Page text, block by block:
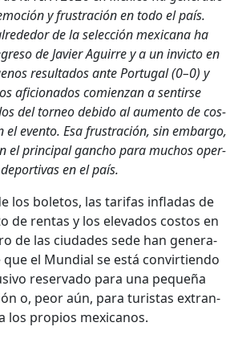
y frus­tración en todo el país.
de la selec­ción mex­i­cana ha
de Javier Aguirre y a un invic­to en
resul­ta­dos ante Por­tu­gal (0–0) y
afi­ciona­dos comien­zan a sen­tirse
del tor­neo debido al aumen­to de cos­
el even­to. Esa frus­tración, sin embar­go,
el prin­ci­pal gan­cho para muchos oper­
en el país.
los bole­tos, las tar­i­fas infladas de
de rentas y los ele­va­dos cos­tos en
de las ciu­dades sede han gen­er­a­
que el Mundi­al se está con­vir­tien­do
reser­va­do para una pequeña
o, peor aún, para tur­is­tas extran­
los pro­pios mex­i­canos.